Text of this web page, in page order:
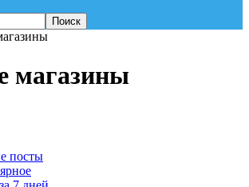
магазины
посты